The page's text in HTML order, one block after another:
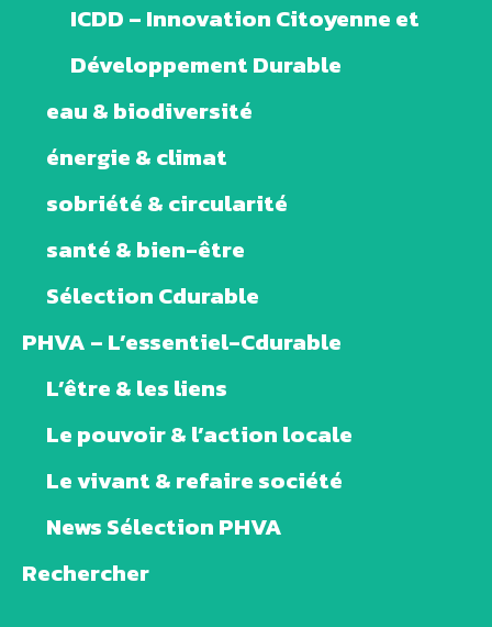
ICDD – Innovation Citoyenne et
Développement Durable
eau & biodiversité
énergie & climat
sobriété & circularité
santé & bien-être
Sélection Cdurable
PHVA – L’essentiel-Cdurable
L’être & les liens
Le pouvoir & l’action locale
Le vivant & refaire société
News Sélection PHVA
Rechercher